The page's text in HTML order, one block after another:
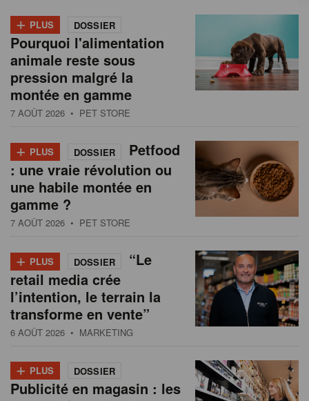
+ PLUS DOSSIER
Pourquoi l'alimentation
animale reste sous
pression malgré la
montée en gamme
7 AOÛT 2026 • PET STORE
+ PLUS DOSSIER
Petfood
: une vraie révolution ou
une habile montée en
gamme ?
7 AOÛT 2026 • PET STORE
+ PLUS DOSSIER
“Le
retail media crée
l’intention, le terrain la
transforme en vente”
6 AOÛT 2026 • MARKETING
+ PLUS DOSSIER
Publicité en magasin : les